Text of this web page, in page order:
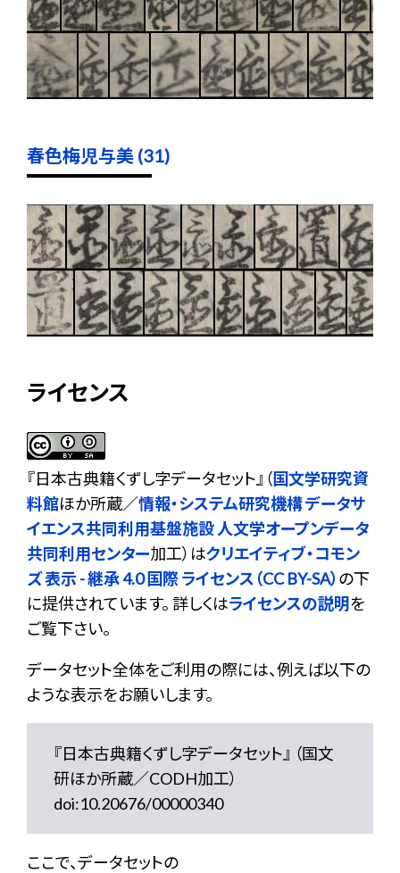
春色梅児与美 (31)
ライセンス
『日本古典籍くずし字データセット 』（国文学研究資
料館ほか所蔵／情報・システム研究機構 データサ
イエンス共同利用基盤施設 人文学オープンデータ
共同利用センター加工）はクリエイティブ・コモン
ズ 表示 - 継承 4.0 国際 ライセンス（CC BY-SA） の下
に提供されています。 詳しくはライセンスの説明を
ご覧下さい。
データセット全体をご利用の際には、例えば以下の
ような表示をお願いします。
『日本古典籍くずし字データセット』 （国文
研ほか所蔵／CODH加工）
doi:10.20676/00000340
ここで、データセットの